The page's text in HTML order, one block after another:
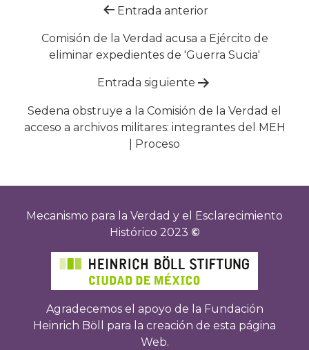
Navegación
entradas
Entrada anterior
Comisión de la Verdad acusa a Ejército de
eliminar expedientes de 'Guerra Sucia'
Entrada siguiente
Sedena obstruye a la Comisión de la Verdad el
acceso a archivos militares: integrantes del MEH
| Proceso
Mecanismo para la Verdad y el Esclarecimiento
Histórico 2023 ©
Agradecemos el apoyo de la Fundación
Heinrich Böll para la creación de esta página
Web.